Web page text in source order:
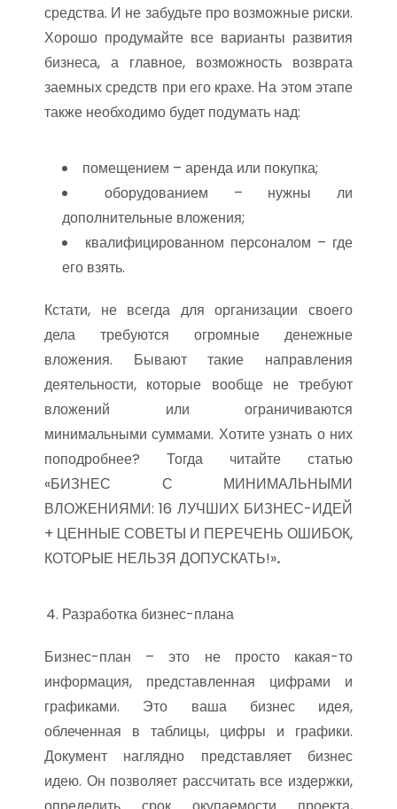
средства. И не забудьте про возможные риски.
Хорошо продумайте все варианты развития
бизнеса, а главное, возможность возврата
заемных средств при его крахе. На этом этапе
также необходимо будет подумать над:
помещением – аренда или покупка;
оборудованием – нужны ли
дополнительные вложения;
квалифицированном персоналом – где
его взять.
Кстати, не всегда для организации своего
дела требуются огромные денежные
вложения. Бывают такие направления
деятельности, которые вообще не требуют
вложений или ограничиваются
минимальными суммами. Хотите узнать о них
поподробнее? Тогда читайте статью
«БИЗНЕС С МИНИМАЛЬНЫМИ
ВЛОЖЕНИЯМИ: 16 ЛУЧШИХ БИЗНЕС-ИДЕЙ
+ ЦЕННЫЕ СОВЕТЫ И ПЕРЕЧЕНЬ ОШИБОК,
КОТОРЫЕ НЕЛЬЗЯ ДОПУСКАТЬ!».
Разработка бизнес-плана
Бизнес-план – это не просто какая-то
информация, представленная цифрами и
графиками. Это ваша бизнес идея,
облеченная в таблицы, цифры и графики.
Документ наглядно представляет бизнес
идею. Он позволяет рассчитать все издержки,